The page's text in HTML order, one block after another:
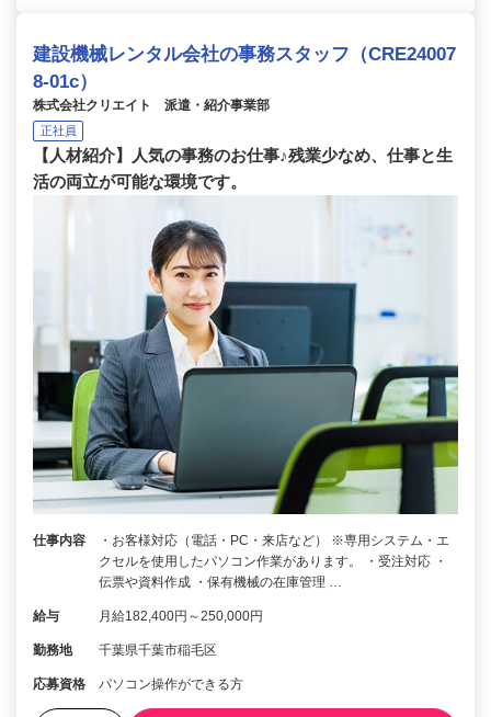
建設機械レンタル会社の事務スタッフ（CRE24007
8-01c）
株式会社クリエイト 派遣・紹介事業部
正社員
【人材紹介】人気の事務のお仕事♪残業少なめ、仕事と生
活の両立が可能な環境です。
仕事内容
・お客様対応（電話・PC・来店など） ※専用システム・エ
クセルを使用したパソコン作業があります。 ・受注対応 ・
伝票や資料作成 ・保有機械の在庫管理 …
給与 月給182,400円～250,000円
勤務地 千葉県千葉市稲毛区
応募資格 パソコン操作ができる方